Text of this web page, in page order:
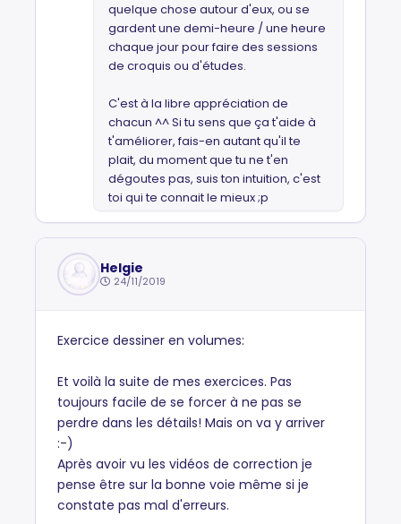
quelque chose autour d'eux, ou se
gardent une demi-heure / une heure
chaque jour pour faire des sessions
de croquis ou d'études.
C'est à la libre appréciation de
chacun ^^ Si tu sens que ça t'aide à
t'améliorer, fais-en autant qu'il te
plait, du moment que tu ne t'en
dégoutes pas, suis ton intuition, c'est
toi qui te connait le mieux ;p
Helgie
24/11/2019
Exercice dessiner en volumes:
Et voilà la suite de mes exercices. Pas
toujours facile de se forcer à ne pas se
perdre dans les détails! Mais on va y arriver
:-)
Après avoir vu les vidéos de correction je
pense être sur la bonne voie même si je
constate pas mal d'erreurs.